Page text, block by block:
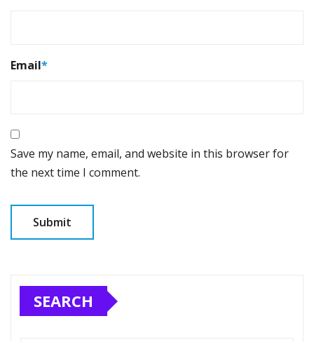
Email*
Save my name, email, and website in this browser for
the next time I comment.
SEARCH